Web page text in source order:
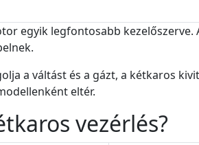
egyik legfontosabb
a váltást és a gázt, a kétkaros
eltér.
vezérlés?